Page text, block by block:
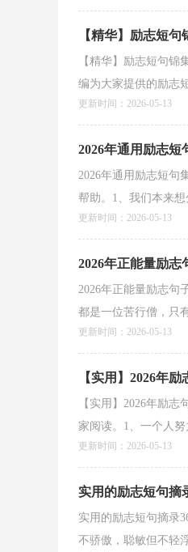
【精华】励志短句
【精华】励志短句
编为大家提供的励志
更新时间：2026-05-13
2026年通用励志短
2026年通用励志短句
帮助。1、我们本来
更新时间：2026-05-13
2026年正能量励志
2026年正能量励志句
都是一位苦行僧，只
更新时间：2026-05-13
【实用】2026年
【实用】2026年励
家阅读。1、一个人
更新时间：2026-05-13
实用的励志短句摘
实用的励志短句摘录
不骄傲，聪敏但不轻